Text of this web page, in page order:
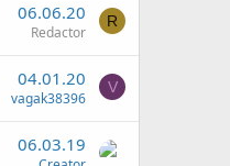
06.06.20
Redactor
R
04.01.20
vagak38396
V
06.03.19